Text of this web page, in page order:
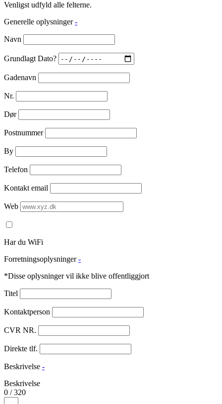
Venligst udfyld alle felterne.
Generelle oplysninger -
Navn
Grundlagt Dato?
Gadenavn
Nr.
Dør
Postnummer
By
Telefon
Kontakt email
Web
Har du WiFi
Forretningsoplysninger -
*Disse oplysninger vil ikke blive offentliggjort
Titel
Kontaktperson
CVR NR.
Direkte tlf.
Beskrivelse -
Beskrivelse
0 /320